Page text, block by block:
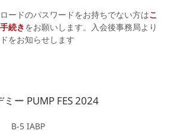
ードのパスワードをお持ちでない方はこ
続きをお願いします。入会後事務局より
をお知らせします
ー PUMP FES 2024
B-5 IABP